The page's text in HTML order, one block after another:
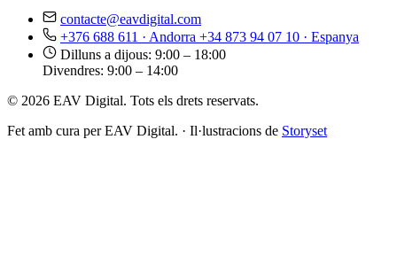
contacte@eavdigital.com
+376 688 611 · Andorra +34 873 94 07 10 · Espanya
Dilluns a dijous: 9:00 – 18:00
Divendres: 9:00 – 14:00
© 2026 EAV Digital. Tots els drets reservats.
Fet amb cura per EAV Digital. · Il·lustracions de Storyset